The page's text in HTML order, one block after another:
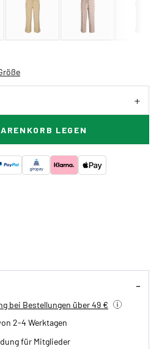
LEGEN
bei Bestellungen über 49 €
2-4 Werktagen
für Mitglieder